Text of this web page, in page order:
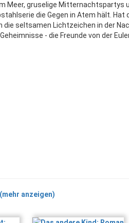
Meer, gruselige Mitternachtspartys
die Gegen in Atem hält. Hat
seltsamen Lichtzeichen in der
- die Freunde von der
(mehr anzeigen)